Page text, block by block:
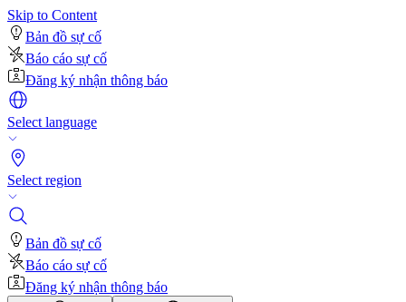
Skip to Content
Bản đồ sự cố
Báo cáo sự cố
Đăng ký nhận thông báo
Select language
Select region
Bản đồ sự cố
Báo cáo sự cố
Đăng ký nhận thông báo